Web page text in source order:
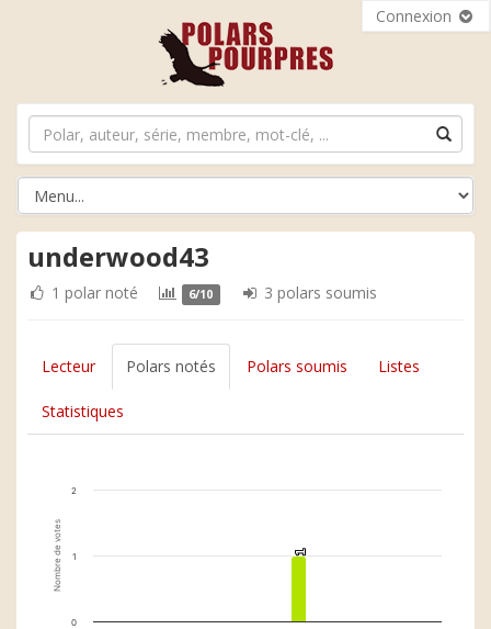
Connexion
underwood43
1 polar noté 6/10 3 polars soumis
Lecteur Polars notés Polars soumis Listes
Statistiques
Nombre de votes 1
1
0
1
2